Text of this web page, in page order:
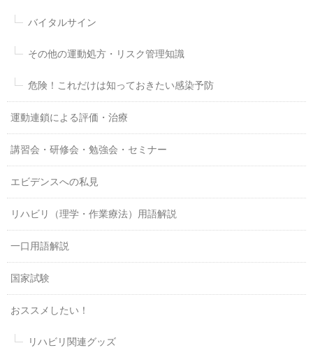
バイタルサイン
その他の運動処方・リスク管理知識
危険！これだけは知っておきたい感染予防
運動連鎖による評価・治療
講習会・研修会・勉強会・セミナー
エビデンスへの私見
リハビリ（理学・作業療法）用語解説
一口用語解説
国家試験
おススメしたい！
リハビリ関連グッズ